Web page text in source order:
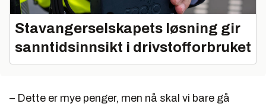
Stavangerselskapets løsning gir
sanntidsinnsikt i drivstofforbruket
– Dette er mye penger, men nå skal vi bare gå